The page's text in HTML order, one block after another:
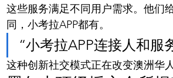
这些服务满足不同用户需求。他们
同，小考拉APP都有。
“小考拉APP连接人和服
这种创新社交模式正在改变澳洲华